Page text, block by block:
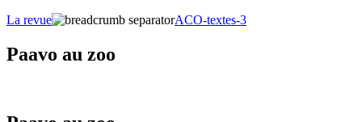
La revue
ACO-textes-3
Paavo au zoo